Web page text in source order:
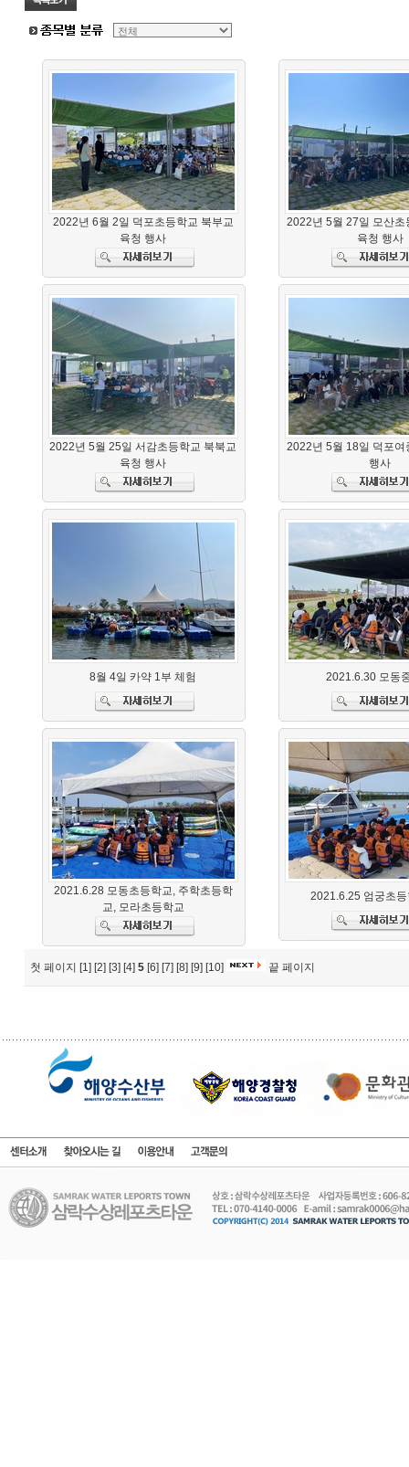
2022년 6월 2일 덕포초등학교 북부교
육청 행사
2022년 5월 27일 모산초
육청 행사
2022년 5월 25일 서감초등학교 북북교
육청 행사
2022년 5월 18일 덕포여
행사
8월 4일 카약 1부 체험 2021.6.30 모동
2021.6.28 모동초등학교, 주학초등학
교, 모라초등학교
2021.6.25 엄궁초
첫 페이지 [1] [2] [3] [4] 5 [6] [7] [8] [9] [10] 끝 페이지